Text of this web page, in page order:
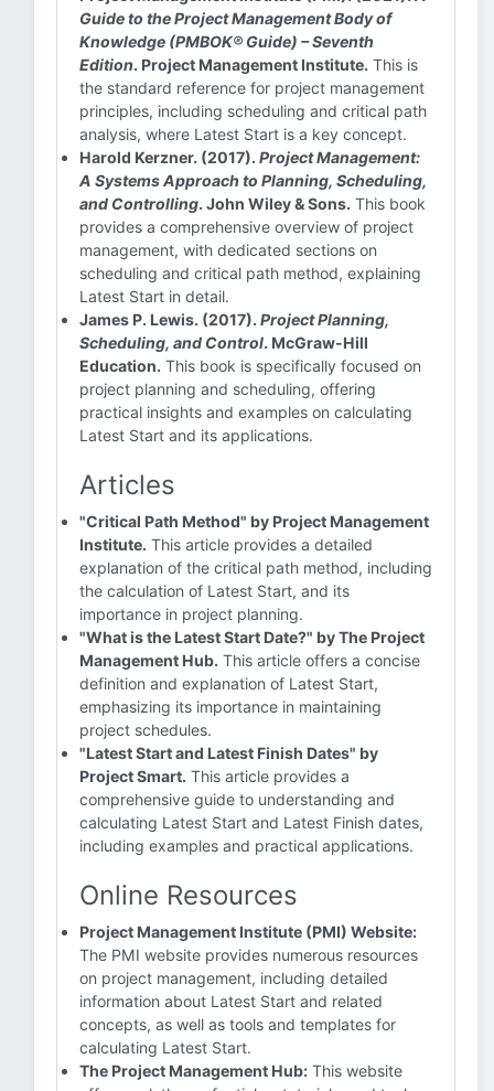
Guide to the Project Management Body of
Knowledge (PMBOK® Guide) – Seventh
Edition. Project Management Institute. This is
the standard reference for project management
principles, including scheduling and critical path
analysis, where Latest Start is a key concept.
Harold Kerzner. (2017). Project Management:
A Systems Approach to Planning, Scheduling,
and Controlling. John Wiley & Sons. This book
provides a comprehensive overview of project
management, with dedicated sections on
scheduling and critical path method, explaining
Latest Start in detail.
James P. Lewis. (2017). Project Planning,
Scheduling, and Control. McGraw-Hill
Education. This book is specifically focused on
project planning and scheduling, offering
practical insights and examples on calculating
Latest Start and its applications.
Articles
"Critical Path Method" by Project Management
Institute. This article provides a detailed
explanation of the critical path method, including
the calculation of Latest Start, and its
importance in project planning.
"What is the Latest Start Date?" by The Project
Management Hub. This article offers a concise
definition and explanation of Latest Start,
emphasizing its importance in maintaining
project schedules.
"Latest Start and Latest Finish Dates" by
Project Smart. This article provides a
comprehensive guide to understanding and
calculating Latest Start and Latest Finish dates,
including examples and practical applications.
Online Resources
Project Management Institute (PMI) Website:
The PMI website provides numerous resources
on project management, including detailed
information about Latest Start and related
concepts, as well as tools and templates for
calculating Latest Start.
The Project Management Hub: This website